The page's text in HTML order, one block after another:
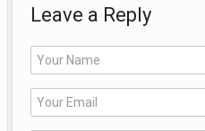
Leave a Reply